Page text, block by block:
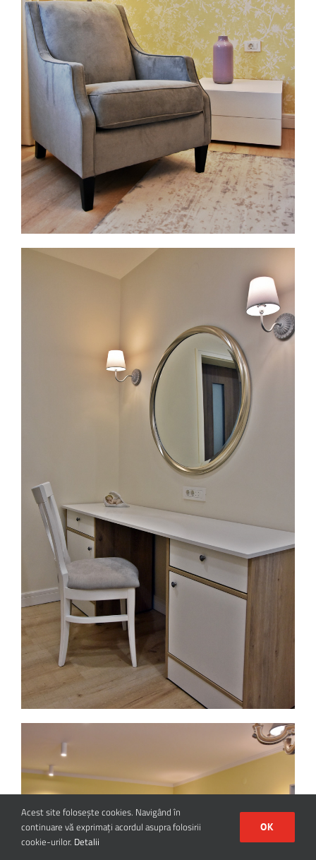
Acest site foloseşte cookies. Navigând în
continuare vă exprimaţi acordul asupra folosirii
cookie-urilor. Detalii
OK